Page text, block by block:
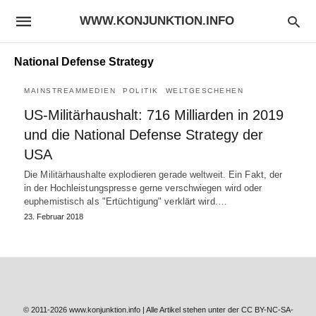
WWW.KONJUNKTION.INFO
National Defense Strategy
MAINSTREAMMEDIEN POLITIK WELTGESCHEHEN
US-Militärhaushalt: 716 Milliarden in 2019
und die National Defense Strategy der
USA
Die Militärhaushalte explodieren gerade weltweit. Ein Fakt, der
in der Hochleistungspresse gerne verschwiegen wird oder
euphemistisch als "Ertüchtigung" verklärt wird.…
23. Februar 2018
© 2011-2026 www.konjunktion.info | Alle Artikel stehen unter der CC BY-NC-SA-